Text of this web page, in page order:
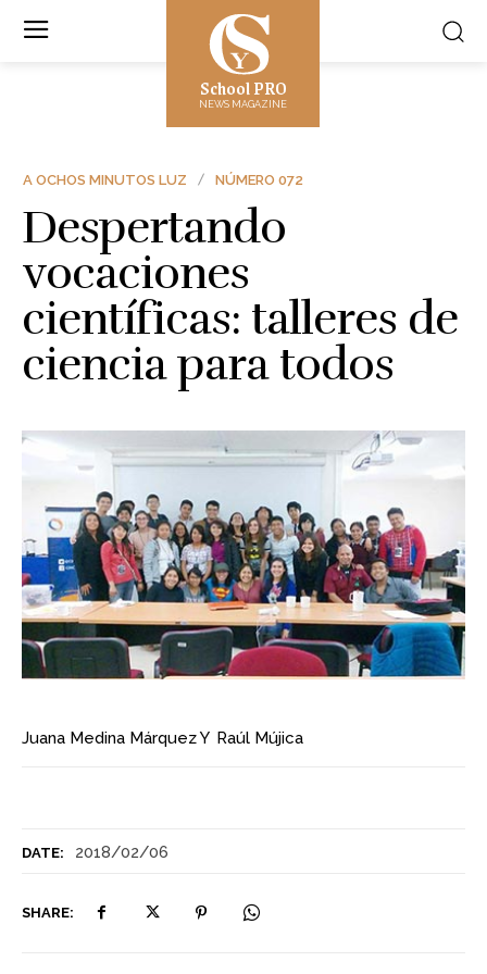
School PRO
NEWS MAGAZINE
DATE: 2018/02/06
SHARE:
A OCHOS MINUTOS LUZ NÚMERO 072
Despertando
vocaciones
científicas: talleres de
ciencia para todos
Juana Medina MárquezY Raúl Mújica